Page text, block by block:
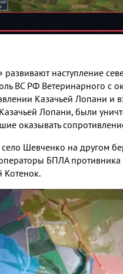
наступление
ВС РФ Ветеринарного с
Казачьей Лопани и
Лопани, были
оказывать
Шевченко на другом
БПЛА